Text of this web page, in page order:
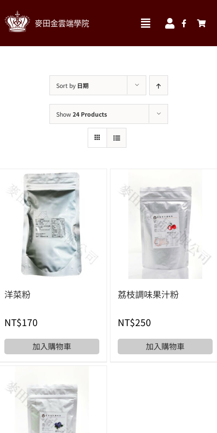
Skip
to
content
麥田金雲端學院
Toggle
Navigation
索
Toggle
我的帳號
帳單地址
Sort by 日期
Show24 Products
洋菜粉
NT$170
加入購物車
荔枝調味果汁粉
NT$250
加入購物車